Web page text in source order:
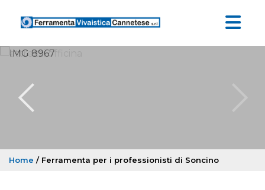
Home / Ferramenta per i professionisti di Soncino